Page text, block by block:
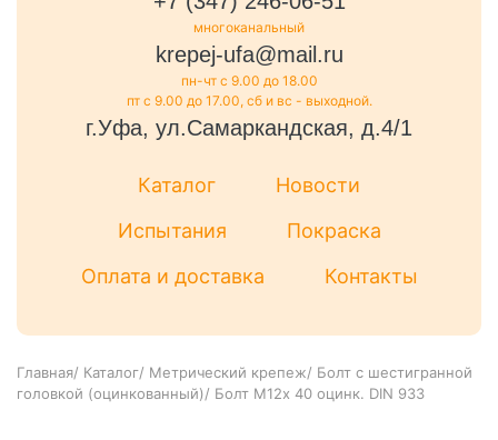
многоканальный
krepej-ufa@mail.ru
пн-чт с 9.00 до 18.00
пт с 9.00 до 17.00, сб и вс - выходной.
г.Уфа, ул.Самаркандская, д.4/1
Каталог
Новости
Испытания
Покраска
Оплата и доставка
Контакты
Главная/ Каталог/ Метрический крепеж/ Болт с шестигранной
головкой (оцинкованный)/ Болт М12х 40 оцинк. DIN 933